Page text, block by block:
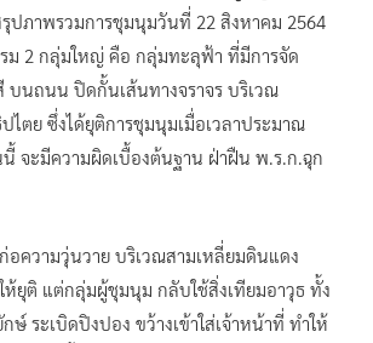
ปภาพรวมการชุมนุมวันที่ 22 สิงหาคม 2564
ม 2 กลุ่มใหญ่ คือ กลุ่มทะลุฟ้า ที่มีการจัด
บนถนน ปิดกั้นเส้นทางจราจร บริเวณ
ไตย ซึ่งได้ยุติการชุมนุมเมื่อเวลาประมาณ
จะมีความผิดเบื้องต้นฐาน ฝ่าฝืน พ.ร.ก.ฉุก
ความวุ่นวาย บริเวณสามเหลี่ยมดินแดง
ห้ยุติ แต่กลุ่มผู้ชุมนุม กลับใช้สิ่งเทียมอาวุธ ทั้ง
ระเบิดปิงปอง ขว้างเข้าใส่เจ้าหน้าที่ ทำให้